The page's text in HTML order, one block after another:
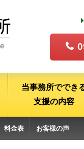
当事務所ででき
支援の内容
料金表 お客様の声